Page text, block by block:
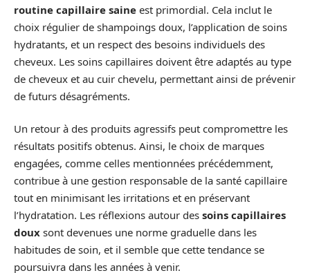
routine capillaire saine est primordial. Cela inclut le
choix régulier de shampoings doux, l’application de soins
hydratants, et un respect des besoins individuels des
cheveux. Les soins capillaires doivent être adaptés au type
de cheveux et au cuir chevelu, permettant ainsi de prévenir
de futurs désagréments.
Un retour à des produits agressifs peut compromettre les
résultats positifs obtenus. Ainsi, le choix de marques
engagées, comme celles mentionnées précédemment,
contribue à une gestion responsable de la santé capillaire
tout en minimisant les irritations et en préservant
l’hydratation. Les réflexions autour des soins capillaires
doux sont devenues une norme graduelle dans les
habitudes de soin, et il semble que cette tendance se
poursuivra dans les années à venir.